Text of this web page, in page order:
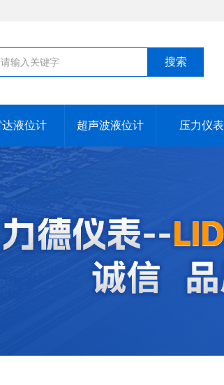
达液位计 超声波液位计 压力仪表